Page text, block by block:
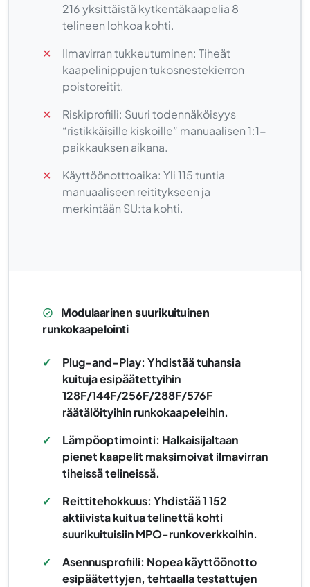
216 yksittäistä kytkentäkaapelia 8
telineen lohkoa kohti.
✕
Ilmavirran tukkeutuminen: Tiheät
kaapelinippujen tukosnestekierron
poistoreitit.
✕
Riskiprofiili: Suuri todennäköisyys
“ristikkäisille kiskoille” manuaalisen 1:1-
paikkauksen aikana.
✕
Käyttöönotttoaika: Yli 115 tuntia
manuaaliseen reititykseen ja
merkintään SU:ta kohti.
Modulaarinen suurikuituinen
runkokaapelointi
✓
Plug-and-Play: Yhdistää tuhansia
kuituja esipäätettyihin
128F/144F/256F/288F/576F
räätälöityihin runkokaapeleihin.
✓
Lämpöoptimointi: Halkaisijaltaan
pienet kaapelit maksimoivat ilmavirran
tiheissä telineissä.
✓
Reittitehokkuus: Yhdistää 1 152
aktiivista kuitua telinettä kohti
suurikuituisiin MPO-runkoverkkoihin.
✓
Asennusprofiili: Nopea käyttöönotto
esipäätettyjen, tehtaalla testattujen